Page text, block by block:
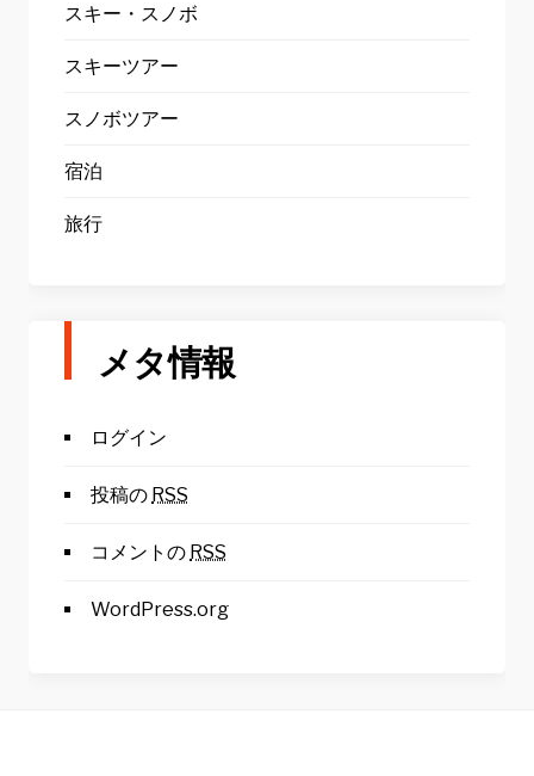
スキー・スノボ
スキーツアー
スノボツアー
宿泊
旅行
メタ情報
ログイン
投稿の RSS
コメントの RSS
WordPress.org